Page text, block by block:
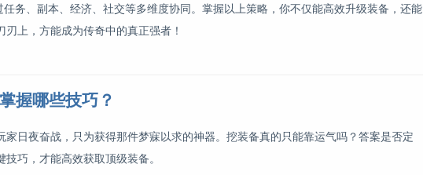
务、副本、经济、社交等多维度协同。掌握以上策略，你不仅能高效升级装备，还能
上，方能成为传奇中的真正强者！
握哪些技巧？
日夜奋战，只为获得那件梦寐以求的神器。挖装备真的只能靠运气吗？答案是否定
巧，才能高效获取顶级装备。